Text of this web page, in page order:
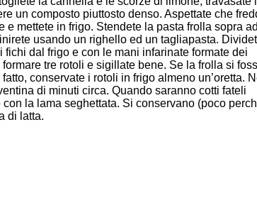
un composto piuttosto denso. Aspettate che
mettete in frigo. Stendete la pasta frolla sopra ad
usando un righello ed un tagliapasta.
dal frigo e con le mani infarinate formate dei
tre rotoli e sigillate bene. Se la frolla si
conservate i rotoli in frigo almeno un’oretta.
di minuti circa. Quando saranno cotti fateli
la lama seghettata. Si conservano (poco
di latta.